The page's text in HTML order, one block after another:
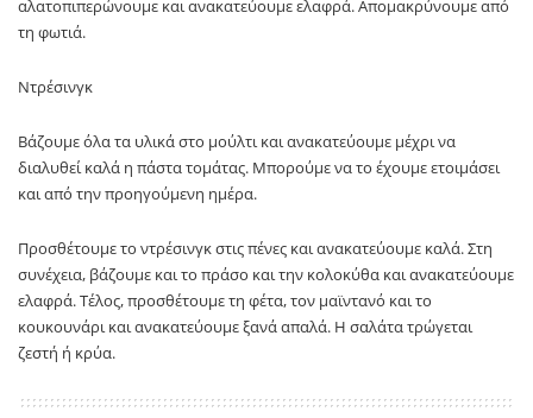
αλατοπιπερώνουμε και ανακατεύουμε ελαφρά. Απομακρύνουμε από
τη φωτιά.
Ντρέσινγκ
Βάζουμε όλα τα υλικά στο μούλτι και ανακατεύουμε μέχρι να
διαλυθεί καλά η πάστα τομάτας. Μπορούμε να το έχουμε ετοιμάσει
και από την προηγούμενη ημέρα.
Προσθέτουμε το ντρέσινγκ στις πένες και ανακατεύουμε καλά. Στη
συνέχεια, βάζουμε και το πράσο και την κολοκύθα και ανακατεύουμε
ελαφρά. Τέλος, προσθέτουμε τη φέτα, τον μαϊντανό και το
κουκουνάρι και ανακατεύουμε ξανά απαλά. Η σαλάτα τρώγεται
ζεστή ή κρύα.